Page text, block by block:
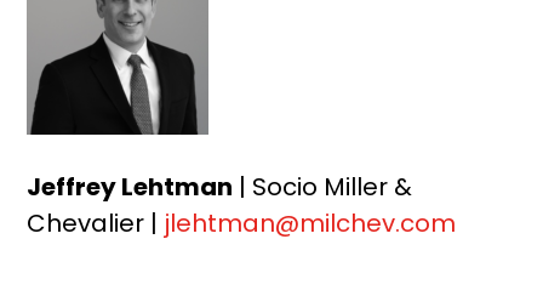
Jeffrey Lehtman | Socio Miller &
Chevalier | jlehtman@milchev.com